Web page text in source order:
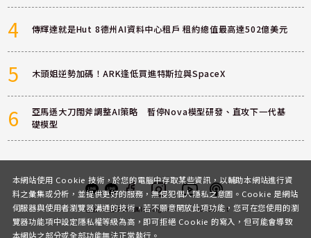
4 傳輝達就是Hut 8德州AI資料中心租戶 租約總值最高達502億美元
5 木頭姐逆勢加碼！ARK逢低買進特斯拉與SpaceX
6
亞馬遜大刀闊斧調整AI策略 暫停Nova模型研發、直攻下一代基
礎模型
客服 討論區粉絲團InstagramYoutubePodcast
本網站使用 Cookie 技術，於您的電腦中存取某些資訊，以輔助本網站進行資
料之彙集或分析，並提供更好的服務，無侵犯個人隱私之意圖。Cookie 是網站
伺服器與使用者瀏覽器溝通的技術，若不願意開放此項功能，您可在您使用的瀏
覽器功能項中設定隱私權等級為高，即可拒絕 Cookie 的寫入，但可能會導致
本網站之部分或全部功能無法正常執行。